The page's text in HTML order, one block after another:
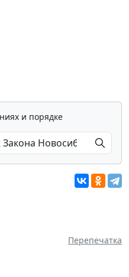
и порядке
Перепечатка